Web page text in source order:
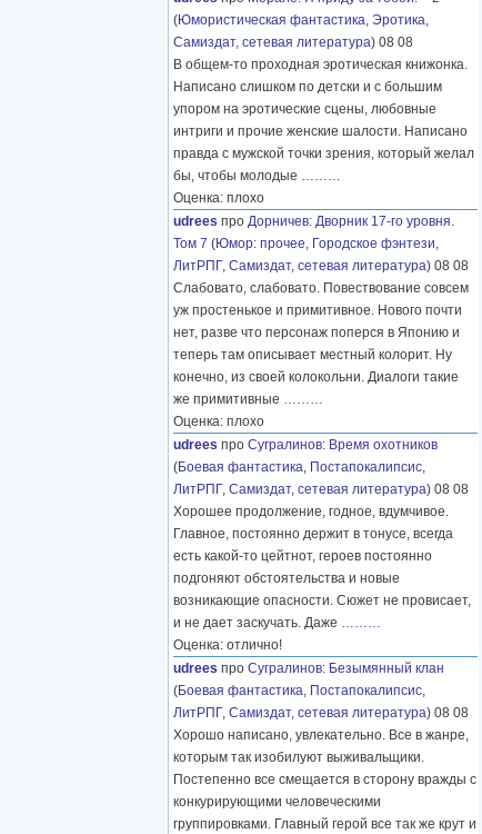
(Юмористическая фантастика, Эротика,
Самиздат, сетевая литература) 08 08
В общем-то проходная эротическая книжонка.
Написано слишком по детски и с большим
упором на эротические сцены, любовные
интриги и прочие женские шалости. Написано
правда с мужской точки зрения, который желал
бы, чтобы молодые ………
Оценка: плохо
udrees про Дорничев: Дворник 17-го уровня.
Том 7 (Юмор: прочее, Городское фэнтези,
ЛитРПГ, Самиздат, сетевая литература) 08 08
Слабовато, слабовато. Повествование совсем
уж простенькое и примитивное. Нового почти
нет, разве что персонаж поперся в Японию и
теперь там описывает местный колорит. Ну
конечно, из своей колокольни. Диалоги такие
же примитивные ………
Оценка: плохо
udrees про Сугралинов: Время охотников
(Боевая фантастика, Постапокалипсис,
ЛитРПГ, Самиздат, сетевая литература) 08 08
Хорошее продолжение, годное, вдумчивое.
Главное, постоянно держит в тонусе, всегда
есть какой-то цейтнот, героев постоянно
подгоняют обстоятельства и новые
возникающие опасности. Сюжет не провисает,
и не дает заскучать. Даже ………
Оценка: отлично!
udrees про Сугралинов: Безымянный клан
(Боевая фантастика, Постапокалипсис,
ЛитРПГ, Самиздат, сетевая литература) 08 08
Хорошо написано, увлекательно. Все в жанре,
которым так изобилуют выживальщики.
Постепенно все смещается в сторону вражды с
конкурирующими человеческими
группировками. Главный герой все так же крут и